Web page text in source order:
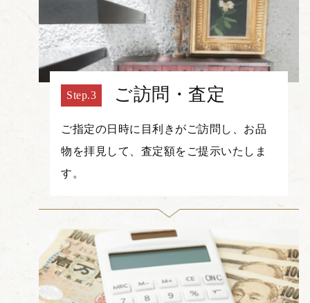
ご訪問・査定
ご指定の日時に目利きがご訪問し、お品
物を拝見して、査定額をご提示いたしま
す。